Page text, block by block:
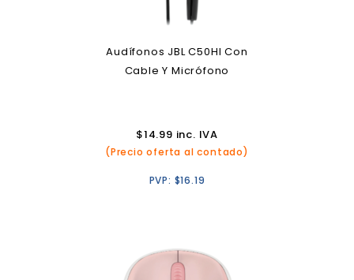
Audífonos JBL C50HI Con
Cable Y Micrófono
$14.99 inc. IVA
(Precio oferta al contado)
PVP: $16.19